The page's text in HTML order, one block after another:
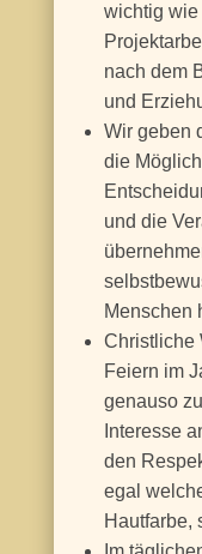
wichtig
nach dem
und
Wir geben
die
und die
Menschen
Christliche
Feiern im
genauso
Interesse
den
egal
Hautfarbe,